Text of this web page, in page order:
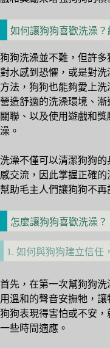
如何讓狗狗喜歡洗澡？
狗狗洗澡並不難，但許
對水感到恐懼，或是對
方法，狗狗也能夠愛上洗
營造舒適的洗澡環境、
關聯、以及使用遊戲和
澡。
洗澡不僅可以清潔狗狗
感交流，因此掌握正確
幫助毛主人們讓狗狗不
怎麼讓狗狗喜歡洗澡
1. 如何與狗狗建立信任
首先，在第一次幫狗狗
用溫和的聲音安撫牠，
狗狗表現得害怕或不安
一些時間適應。